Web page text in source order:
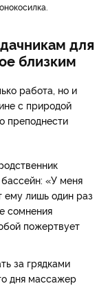
для
близким
работа, но и
с природой
преподнести
«У меня
ему лишь один раз
сомнения
пожертвует
за грядками
дня массажер